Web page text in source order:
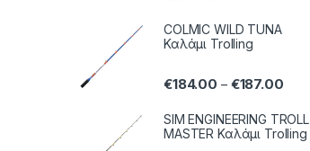
COLMIC WILD TUNA
Καλάμι Trolling
€184.00 – €187.00
SIM ENGINEERING TROLL
MASTER Καλάμι Trolling